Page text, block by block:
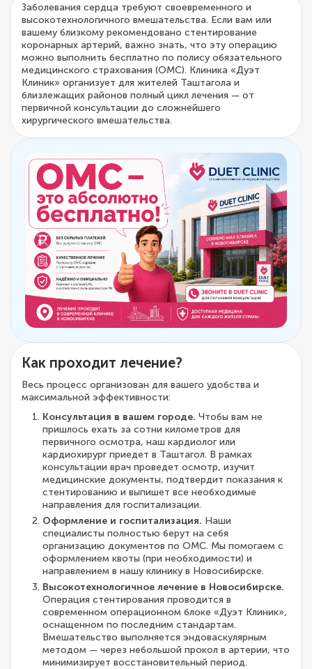
Заболевания сердца требуют своевременного и
высокотехнологичного вмешательства. Если вам или
вашему близкому рекомендовано стентирование
коронарных артерий, важно знать, что эту операцию
можно выполнить бесплатно по полису обязательного
медицинского страхования (ОМС). Клиника «Дуэт
Клиник» организует для жителей Таштагола и
близлежащих районов полный цикл лечения — от
первичной консультации до сложнейшего
хирургического вмешательства.
Как проходит лечение?
Весь процесс организован для вашего удобства и
максимальной эффективности:
Консультация в вашем городе. Чтобы вам не
пришлось ехать за сотни километров для
первичного осмотра, наш кардиолог или
кардиохирург приедет в Таштагол. В рамках
консультации врач проведет осмотр, изучит
медицинские документы, подтвердит показания к
стентированию и выпишет все необходимые
направления для госпитализации.
Оформление и госпитализация. Наши
специалисты полностью берут на себя
организацию документов по ОМС. Мы помогаем с
оформлением квоты (при необходимости) и
направлением в нашу клинику в Новосибирске.
Высокотехнологичное лечение в Новосибирске.
Операция стентирования проводится в
современном операционном блоке «Дуэт Клиник»,
оснащенном по последним стандартам.
Вмешательство выполняется эндоваскулярным
методом — через небольшой прокол в артерии, что
минимизирует восстановительный период.